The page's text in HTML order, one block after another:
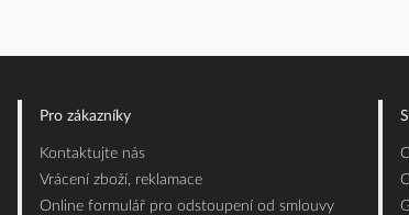
Pro zákazníky
Kontaktujte nás
Vrácení zboží, reklamace
Online formulář pro odstoupení od smlouvy